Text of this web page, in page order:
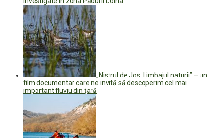
„Nistrul de Jos. Limbajul naturii” – un
film documentar care ne invită să descoperim cel mai
important fluviu din țară